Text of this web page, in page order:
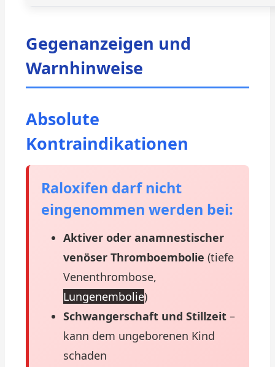
Gegenanzeigen und
Warnhinweise
Absolute
Kontraindikationen
Raloxifen darf nicht
eingenommen werden bei:
Aktiver oder anamnestischer
venöser Thromboembolie (tiefe
Venenthrombose,
Lungenembolie)
Schwangerschaft und Stillzeit –
kann dem ungeborenen Kind
schaden